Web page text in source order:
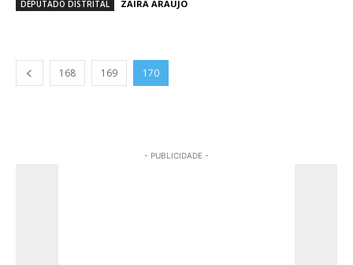
DEPUTADO DISTRITAL ZAIRA ARAUJO
168 169 170
- PUBLICIDADE -